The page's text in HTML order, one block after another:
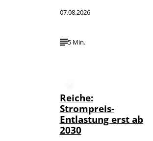
07.08.2026
5 Min.
Reiche:
Strompreis-
Entlastung erst ab
2030